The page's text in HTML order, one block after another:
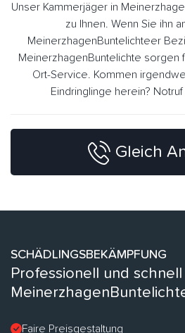
Unser Kammerjäger in
zu Ihnen. Wenn Sie ihn
MeinerzhagenBuntelichteer
MeinerzhagenBuntelichte sorgen
Ort-Service. Kommen
Eindringlinge herein?
Gleich
SCHÄDLINGSBEKÄMPFUNG
Professionell und schnell
Faire Preisgestaltung